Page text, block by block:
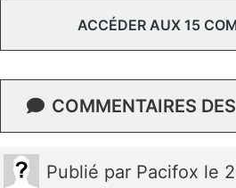
ACCÉDER AUX 15
COMMENTAIRES
Publié par Pacifox le